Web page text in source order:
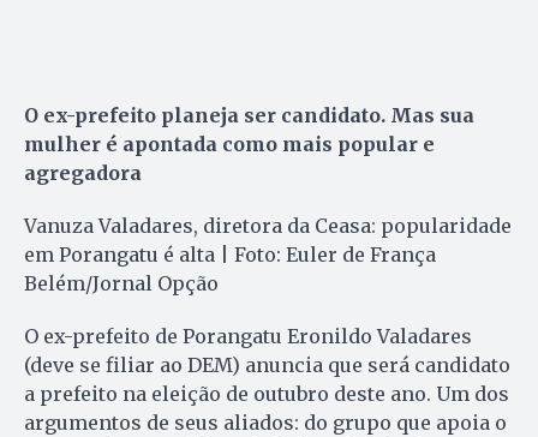
O ex-prefeito planeja ser candidato. Mas sua
mulher é apontada como mais popular e
agregadora
Vanuza Valadares, diretora da Ceasa: popularidade
em Porangatu é alta | Foto: Euler de França
Belém/Jornal Opção
O ex-prefeito de Porangatu Eronildo Valadares
(deve se filiar ao DEM) anuncia que será candidato
a prefeito na eleição de outubro deste ano. Um dos
argumentos de seus aliados: do grupo que apoia o